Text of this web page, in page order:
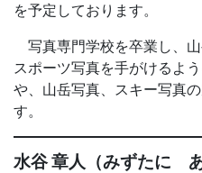
を予定しております。
写真専門学校を卒業し、
スポーツ写真を手がけるよ
や、山岳写真、スキー写真
す。
水谷 章人（みずたに あ